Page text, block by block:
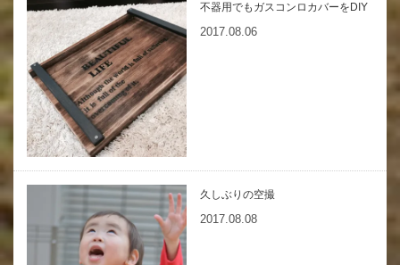
不器用でもガスコンロカバーをDIY
2017.08.06
久しぶりの空撮
2017.08.08